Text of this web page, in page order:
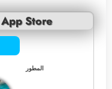
App Store
المطور